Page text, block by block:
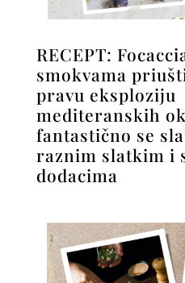
RECEPT:
smokvama
pravu eksploziju
mediteranskih
fantastično se
raznim slatkim i
dodacima